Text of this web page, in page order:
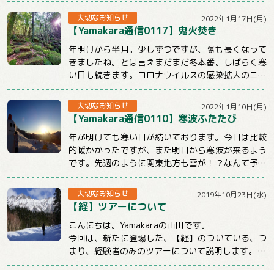
大切なお知らせ 2022年1月17日(月)
【Yamakara通信0117】鬼火焚き
年明けから半月。少しずつですが、陽も長くなって
きましたね。とは言えまだまだ冬本番。しばらく寒
い日も続きます。コロナウイルスの感染拡大のニュ
ースも気になる状況ですが、体調管理と感染対策...
大切なお知らせ 2022年1月10日(月)
【Yamakara通信0110】寒波ふたたび
年が明けても寒い日が続いております。今日は比較
的暖かかったですが、また明日から寒波が来るよう
です。先週のように関東地方も雪が！？なんて予報
もチラホラでています。山に行くときもそうでな...
大切なお知らせ 2019年10月23日(水)
【経】ツアーについて
こんにちは。Yamakaraの山田です。
今回は、新たに登場した、【経】のついている、つ
まり、経験者のみのツアーについて説明します。
まず、この【経】のついているツアーは雪山のみ...